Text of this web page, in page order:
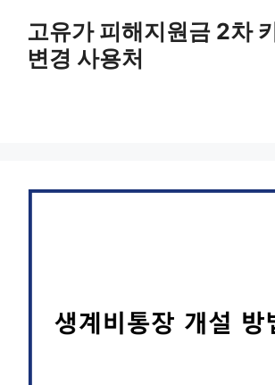
고유가 피해지원금 2차
변경 사용처